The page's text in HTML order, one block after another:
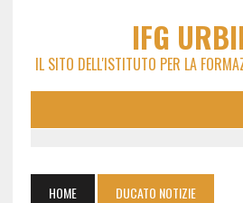
IFG
IL SITO DELL'ISTITUTO PER LA
HOME DUCATO NOTIZIE